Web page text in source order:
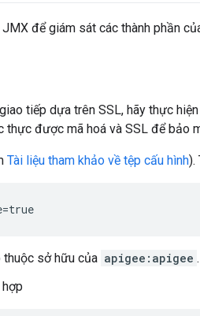
để giám sát các thành phần
tiếp dựa trên SSL, hãy thực
thực được mã hoá và SSL để bảo
Tài liệu tham khảo về tệp cấu hình).
sở hữu của apigee:apigee .